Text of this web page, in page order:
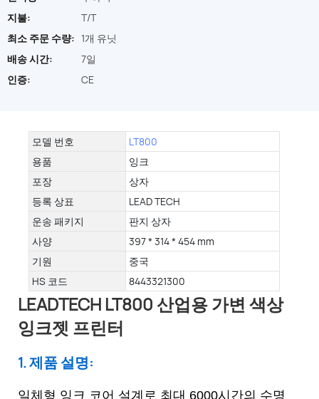
지불:
T/T
최소 주문 수량: 1개 유닛
배송 시간:
7일
인증:
CE
모델 번호
LT800
용품
잉크
포장
상자
등록 상표
LEAD TECH
운송 패키지
판지 상자
사양
397 * 314 * 454 mm
기원
중국
HS 코드
8443321300
LEADTECH LT800 산업용 가변 색상
잉크젯 프린터
1. 제품 설명:
일체형 잉크 코어 설계로 최대 6000시간의 수명